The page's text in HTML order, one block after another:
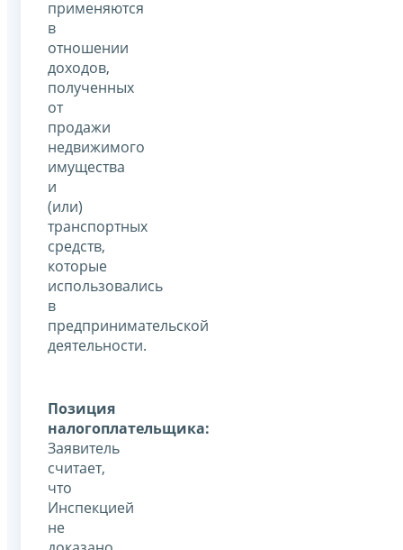
применяются
в
отношении
доходов,
полученных
от
продажи
недвижимого
имущества
и
(или)
транспортных
средств,
которые
использовались
в
предпринимательской
деятельности.
Позиция
налогоплательщика:
Заявитель
считает,
что
Инспекцией
не